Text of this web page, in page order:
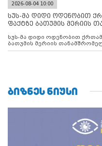
2026-08-04 10:00
სუს-მა დიდი ოდენობით
ფაქტზე ბათუმის მერიის
სუს-მა დიდი ოდენობით ქრთამის მოთხოვნისა და აღების ფაქტზე
ბათუმის მერიის
ᲑᲘᲖᲜᲔᲡ ᲜᲘᲣᲡᲘ